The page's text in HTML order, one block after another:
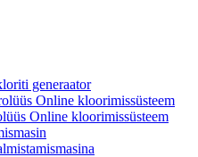
generaator
Online kloorimissüsteem
Online kloorimissüsteem